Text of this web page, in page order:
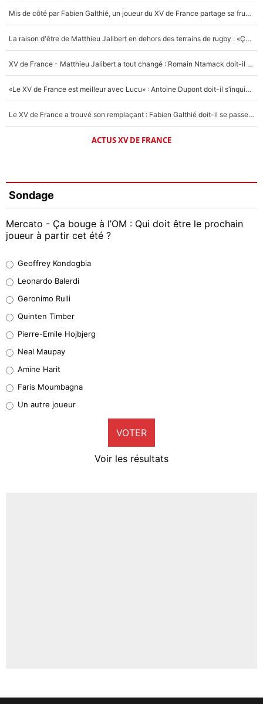
Mis de côté par Fabien Galthié, un joueur du XV de France partage sa frustration : «ils ne me l’ont pas dit tout de suite»
La raison d'être de Matthieu Jalibert en dehors des terrains de rugby : «Ça m'atteint autant que si tu touches à un membre de ma famille»
XV de France - Matthieu Jalibert a tout changé : Romain Ntamack doit-il s’inquiéter pour sa place à un an de la Coupe du monde ?
«Le XV de France est meilleur avec Lucu» : Antoine Dupont doit-il s’inquiéter pour sa place ?
Le XV de France a trouvé son remplaçant : Fabien Galthié doit-il se passer d'Antoine Dupont ?
ACTUS XV DE FRANCE
Sondage
Mercato - Ça bouge à l’OM : Qui doit être le prochain
joueur à partir cet été ?
38%
32%
5%
1%
9%
Geoffrey Kondogbia
Leonardo Balerdi
Geronimo Rulli
Quinten Timber
Pierre-Emile Hojbjerg
Neal Maupay
Amine Harit
Faris Moumbagna
Un autre joueur
VOTER
Voir les résultats